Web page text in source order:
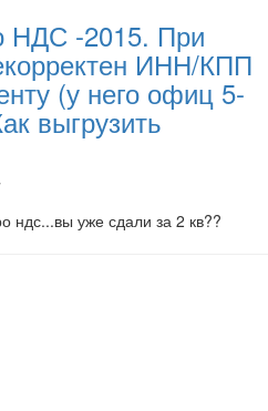
НДС -2015. При
ИНН/КПП
(у него офиц 5-
выгрузить
ндс...вы уже сдали за 2 кв??